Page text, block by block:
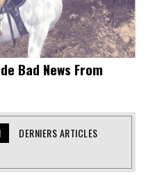
Bad News From
DERNIERS ARTICLES